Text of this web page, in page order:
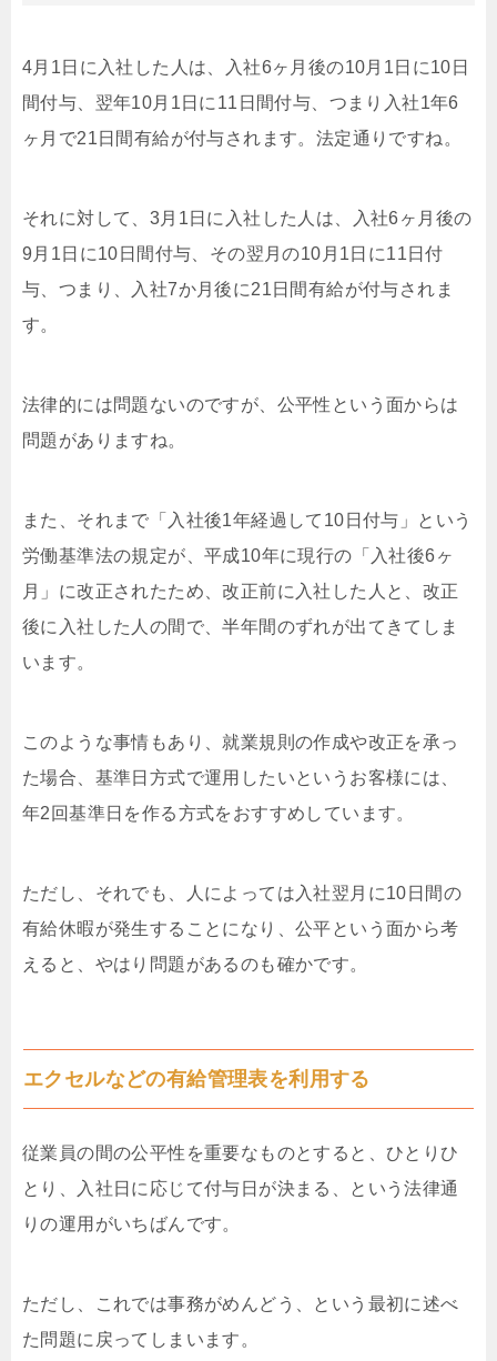
4月1日に入社した人は、入社6ヶ月後の10月1日に10日
間付与、翌年10月1日に11日間付与、つまり入社1年6
ヶ月で21日間有給が付与されます。法定通りですね。
それに対して、3月1日に入社した人は、入社6ヶ月後の
9月1日に10日間付与、その翌月の10月1日に11日付
与、つまり、入社7か月後に21日間有給が付与されま
す。
法律的には問題ないのですが、公平性という面からは
問題がありますね。
また、それまで「入社後1年経過して10日付与」という
労働基準法の規定が、平成10年に現行の「入社後6ヶ
月」に改正されたため、改正前に入社した人と、改正
後に入社した人の間で、半年間のずれが出てきてしま
います。
このような事情もあり、就業規則の作成や改正を承っ
た場合、基準日方式で運用したいというお客様には、
年2回基準日を作る方式をおすすめしています。
ただし、それでも、人によっては入社翌月に10日間の
有給休暇が発生することになり、公平という面から考
えると、やはり問題があるのも確かです。
エクセルなどの有給管理表を利用する
従業員の間の公平性を重要なものとすると、ひとりひ
とり、入社日に応じて付与日が決まる、という法律通
りの運用がいちばんです。
ただし、これでは事務がめんどう、という最初に述べ
た問題に戻ってしまいます。